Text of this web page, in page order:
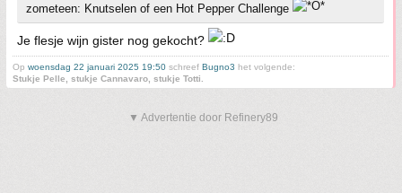
zometeen: Knutselen of een Hot Pepper Challenge
Je flesje wijn gister nog gekocht?
Op woensdag 22 januari 2025 19:50 schreef Bugno3 het volgende:
Stukje Pelle, stukje Cannavaro, stukje Totti.
▼ Advertentie door Refinery89